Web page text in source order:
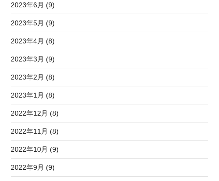
2023年6月 (9)
2023年5月 (9)
2023年4月 (8)
2023年3月 (9)
2023年2月 (8)
2023年1月 (8)
2022年12月 (8)
2022年11月 (8)
2022年10月 (9)
2022年9月 (9)